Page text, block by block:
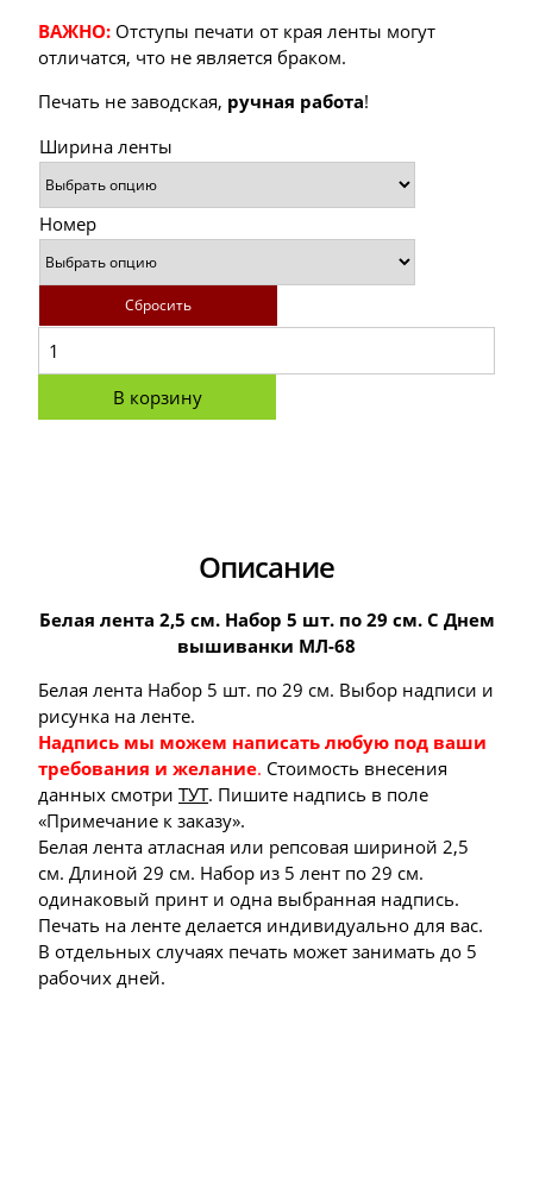
ВАЖНО: Отступы печати от края ленты могут
отличатся, что не является браком.
Печать не заводская, ручная работа!
Ширина ленты
Номер
Сбросить
В корзину
Описание
Белая лента 2,5 см. Набор 5 шт. по 29 см. С Днем
вышиванки МЛ-68
Белая лента Набор 5 шт. по 29 см. Выбор надписи и
рисунка на ленте.
Надпись мы можем написать любую под ваши
требования и желание. Стоимость внесения
данных смотри ТУТ. Пишите надпись в поле
«Примечание к заказу».
Белая лента атласная или репсовая шириной 2,5
см. Длиной 29 см. Набор из 5 лент по 29 см.
одинаковый принт и одна выбранная надпись.
Печать на ленте делается индивидуально для вас.
В отдельных случаях печать может занимать до 5
рабочих дней.